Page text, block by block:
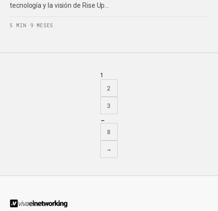
tecnología y la visión de Rise Up…
5 MIN · 9 MESES
1
2
3
…
8
→